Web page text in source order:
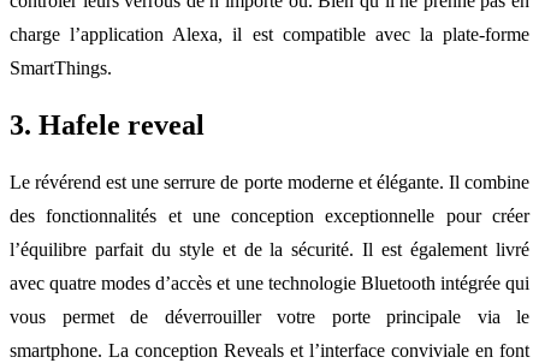
charge l’application Alexa, il est compatible avec la plate-forme
SmartThings.
3. Hafele reveal
Le révérend est une serrure de porte moderne et élégante. Il combine
des fonctionnalités et une conception exceptionnelle pour créer
l’équilibre parfait du style et de la sécurité. Il est également livré
avec quatre modes d’accès et une technologie Bluetooth intégrée qui
vous permet de déverrouiller votre porte principale via le
smartphone. La conception Reveals et l’interface conviviale en font